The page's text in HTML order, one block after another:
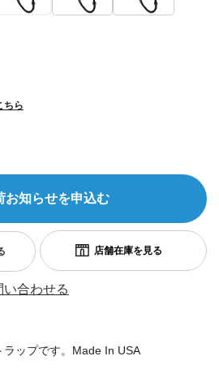
ちら
お知らせを申込む
い合わせる
ラップです。Made In USA